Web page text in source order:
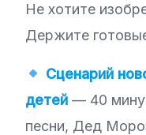
Не хотите
Держите
Сценарий
детей — 40
песни, Дед